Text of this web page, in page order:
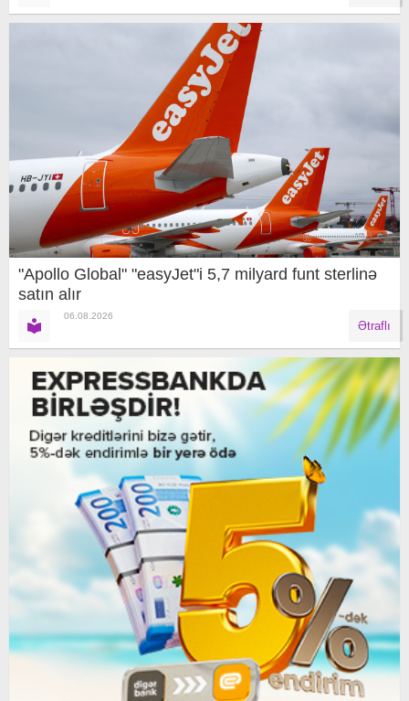
"Apollo Global" "easyJet"i 5,7 milyard funt sterlinə
satın alır
06.08.2026
Ətraflı